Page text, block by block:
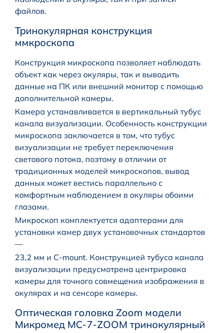
файлов.
Тринокулярная конструкция
ммкроскопа
Конструкция микроскопа позволяет наблюдать
объект как через окуляры, так и выводить
данные на ПК или внешний монитор с помощью
дополнительной камеры.
Камера устанавливается в вертикальный тубус
канала визуализации. Особенность конструкции
микроскопа заключается в том, что тубус
визуализации не требует переключения
светового потока, поэтому в отличии от
традиционных моделей микроскопов, вывод
данных может вестись параллельно с
комфортным наблюдением в окуляры обоими
глазами.
Микроскоп комплектуется адаптерами для
установки камер двух установочных стандартов
—
23,2 мм и С-mount. Конструкцией тубуса канала
визуализации предусмотрена центрировка
камеры для точного совмещения изображения в
окулярах и на сенсоре камеры.
Оптическая головка Zoom модели
Микромед MC-7-ZOOM тринокулярный